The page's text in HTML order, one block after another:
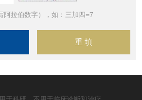
阿拉伯数字），如：三加四=7